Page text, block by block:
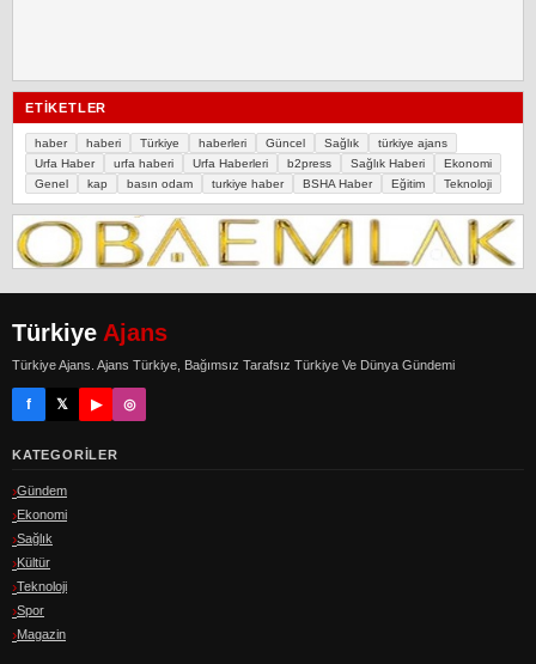
ETIKETLER
haber haberi Türkiye haberleri Güncel Sağlık
türkiye ajans
Urfa Haber
urfa haberi Urfa Haberleri b2press Sağlık Haberi
Ekonomi
Genel
kap basın odam turkiye haber BSHA Haber Eğitim Teknoloji
Türkiye Ajans
Türkiye Ajans. Ajans Türkiye, Bağımsız Tarafsız Türkiye Ve Dünya Gündemi
f 𝕏 ▶ ◎
KATEGORILER
Gündem
Ekonomi
Sağlık
Kültür
Teknoloji
Spor
Magazin